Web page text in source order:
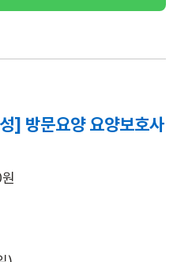
] 방문요양 요양보호사